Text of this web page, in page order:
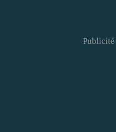
Publicité